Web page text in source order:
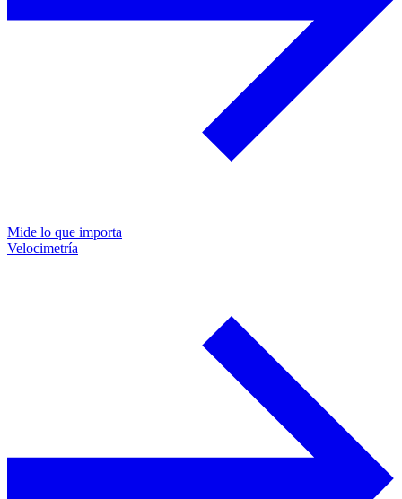
Mide lo que importa
Velocimetría